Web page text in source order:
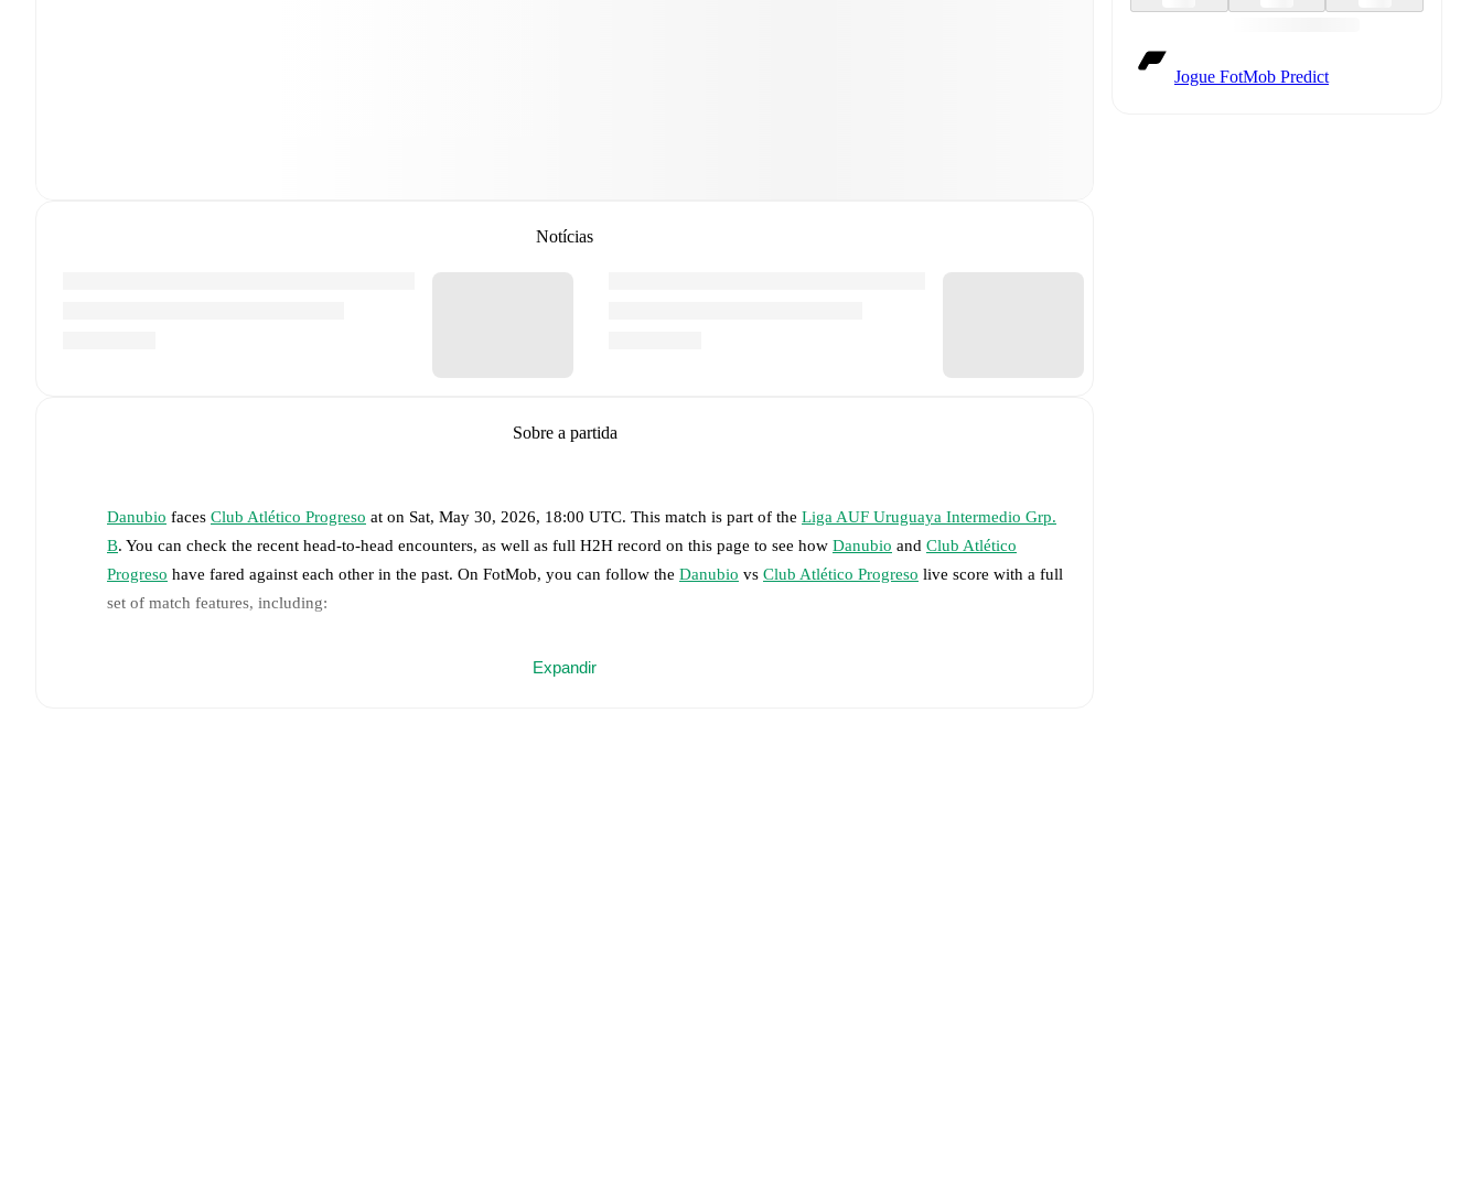
Notícias
Sobre a partida
Danubio faces Club Atlético Progreso at on Sat, May 30, 2026, 18:00 UTC. This match is part of the Liga AUF Uruguaya Intermedio Grp.
B. You can check the recent head-to-head encounters, as well as full H2H record on this page to see how Danubio and Club Atlético
Progreso have fared against each other in the past. On FotMob, you can follow the Danubio vs Club Atlético Progreso live score with a full
set of match features, including:
Live updates: Every goal, card, substitution and key moment instantly delivered on FotMob.
Expandir
Jogue FotMob Predict